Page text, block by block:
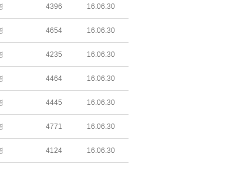
4396 16.06.30
4654 16.06.30
4235 16.06.30
4464 16.06.30
4445 16.06.30
4771 16.06.30
4124 16.06.30